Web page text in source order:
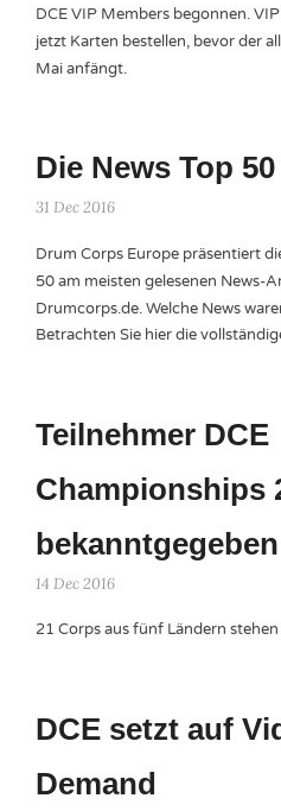
DCE VIP Members begonnen.
jetzt Karten bestellen, bevor der
Mai anfängt.
Die News Top
31 Dec 2016
Drum Corps Europe präsentiert
50 am meisten gelesenen News-
Drumcorps.de. Welche News
Betrachten Sie hier die
Teilnehmer DCE
Championships
bekanntgegeben
14 Dec 2016
21 Corps aus fünf Ländern
DCE setzt auf
Demand